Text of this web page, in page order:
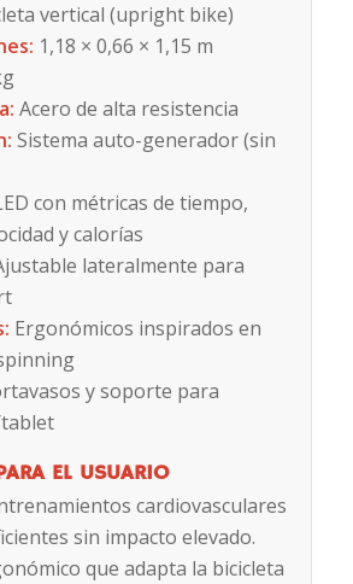
vertical (upright bike)
1,18 × 0,66 × 1,15 m
Acero de alta resistencia
Sistema auto-generador (sin
con métricas de tiempo,
y calorías
lateralmente para
Ergonómicos inspirados en
y soporte para
EL USUARIO
cardiovasculares
sin impacto elevado.
que adapta la bicicleta